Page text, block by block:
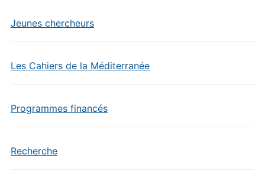
Jeunes chercheurs
Les Cahiers de la Méditerranée
Programmes financés
Recherche